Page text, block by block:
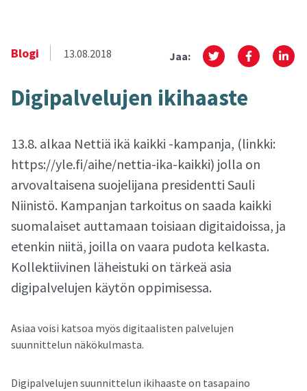
Blogi 13.08.2018 Jaa:
Di­gi­pal­ve­lu­jen iki­haas­te
13.8. alkaa Nettiä ikä kaikki -kampanja, (linkki:
https://yle.fi/aihe/nettia-ika-kaikki) jolla on
arvovaltaisena suojelijana presidentti Sauli
Niinistö. Kampanjan tarkoitus on saada kaikki
suomalaiset auttamaan toisiaan digitaidoissa, ja
etenkin niitä, joilla on vaara pudota kelkasta.
Kollektiivinen läheistuki on tärkeä asia
digipalvelujen käytön oppimisessa.
Asiaa voisi katsoa myös digitaalisten palvelujen
suunnittelun näkökulmasta.
Digipalvelujen suunnittelun ikihaaste on tasapaino